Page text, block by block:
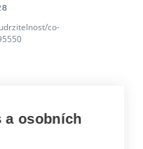
co-
a osobních